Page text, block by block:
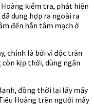
kiểm tra, phát hiện
dung hợp ra ngoài ra
đến hắn tâm mạch ở
chính là bởi vì độc tràn
kịp thời, dùng ngân
đồng thời lại lấy mấy
Hoàng trên người mấy